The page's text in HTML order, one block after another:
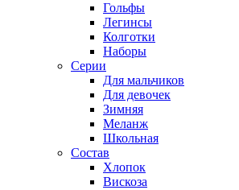
Гольфы
Легинсы
Колготки
Наборы
Серии
Для мальчиков
Для девочек
Зимняя
Меланж
Школьная
Состав
Хлопок
Вискоза